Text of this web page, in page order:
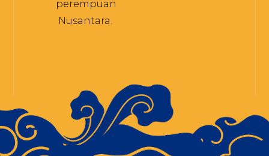
perempuan
Nusantara.